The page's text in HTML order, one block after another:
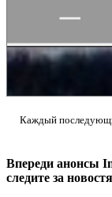
Каждый
Впереди анонсы
следите за